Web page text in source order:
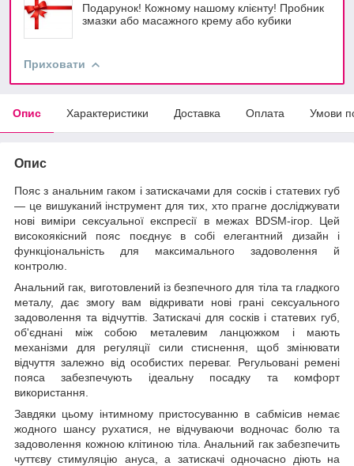
Подарунок! Кожному нашому клієнту! Пробник
змазки або масажного крему або кубики
Приховати
Опис Характеристики Доставка Оплата Умови
Опис
Пояс з анальним гаком і затискачами для сосків і статевих губ
— це вишуканий інструмент для тих, хто прагне досліджувати
нові виміри сексуальної експресії в межах BDSM-ігор. Цей
високоякісний пояс поєднує в собі елегантний дизайн і
функціональність для максимального задоволення й
контролю.
Анальний гак, виготовлений із безпечного для тіла та гладкого
металу, дає змогу вам відкривати нові грані сексуального
задоволення та відчуттів. Затискачі для сосків і статевих губ,
об'єднані між собою металевим ланцюжком і мають
механізми для регуляції сили стиснення, щоб змінювати
відчуття залежно від особистих переваг. Регульовані ремені
пояса забезпечують ідеальну посадку та комфорт
використання.
Завдяки цьому інтимному пристосуванню в сабмісив немає
жодного шансу рухатися, не відчуваючи водночас болю та
задоволення кожною клітиною тіла. Анальний гак забезпечить
чуттєву стимуляцію ануса, а затискачі одночасно діють на